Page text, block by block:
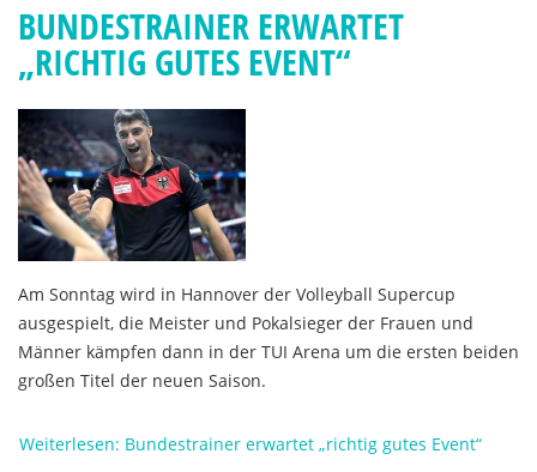
BUNDESTRAINER ERWARTET
„RICHTIG GUTES EVENT“
Am Sonntag wird in Hannover der Volleyball Supercup
ausgespielt, die Meister und Pokalsieger der Frauen und
Männer kämpfen dann in der TUI Arena um die ersten beiden
großen Titel der neuen Saison.
Weiterlesen: Bundestrainer erwartet „richtig gutes Event“